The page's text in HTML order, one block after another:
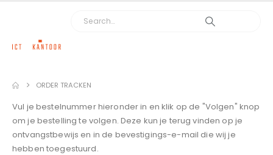
ORDER TRACKEN
Vul je bestelnummer hieronder in en klik op de "Volgen" knop
om je bestelling te volgen. Deze kun je terug vinden op je
ontvangstbewijs en in de bevestigings-e-mail die wij je
hebben toegestuurd.